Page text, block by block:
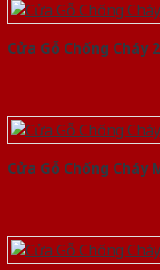
Cửa Gỗ Chống Cháy
Cửa Gỗ Chống Cháy